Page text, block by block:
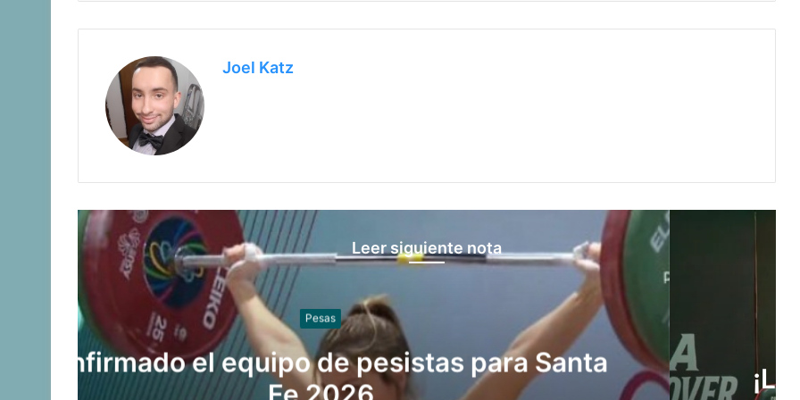
Joel Katz
Leer siguiente nota
¡LA CROSSOVER TAMBIÉN EN CÓRDOBA!